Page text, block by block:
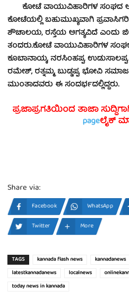
ಕೋಟೆ ವಾಯುವಿಹಾರಿಗಳ ಸಂಘದ
ಕೋಟೆಯಲ್ಲಿ ಬಹುಮುಖ್ಯವಾಗಿ
ಶೌಚಾಲಯ, ರಸ್ತೆಯ ಅಗತ್ಯವಿದೆ ಎಂದು
ತಂದರು.ಕೋಟೆ ವಾಯುವಿಹಾರಿಗಳ
ಕೂಬಾನಾಯ್ಕ, ನರಸಿಂಹಪ್ಪ,
ರಮೇಶ್, ರತ್ನಮ್ಮ, ಬುಡ್ಡಪ್ಪ, ಭೋವಿ
ಮುಂತಾದವರು ಈ ಸಂದರ್ಭದಲ್ಲಿದ್ದರು.
ಪ್ರಜಾಪ್ರಗತಿಯಿಂದ ತಾಜಾ
pageಲೈಕ್
Share via:
Facebook WhatsApp
Twitter
More
TAGS kannada flash news kannadanews
latestkannadanews
localnews
today news in kannada